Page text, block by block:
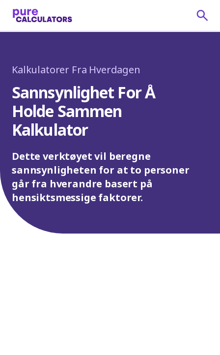
Kalkulatorer Fra Hverdagen
Sannsynlighet For Å
Holde Sammen
Kalkulator
Dette verktøyet vil beregne
sannsynligheten for at to personer
går fra hverandre basert på
hensiktsmessige faktorer.